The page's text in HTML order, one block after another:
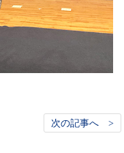
次の記事へ >